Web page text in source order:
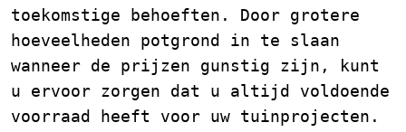
toekomstige behoeften. Door grotere
hoeveelheden potgrond in te slaan
wanneer de prijzen gunstig zijn, kunt
u ervoor zorgen dat u altijd voldoende
voorraad heeft voor uw tuinprojecten.